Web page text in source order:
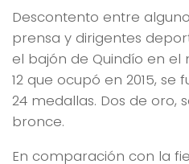
Descontento entre
prensa y dirigentes
el bajón de Quindío en el
12 que ocupó en 2015, se
24 medallas. Dos de oro,
bronce.
En comparación con la